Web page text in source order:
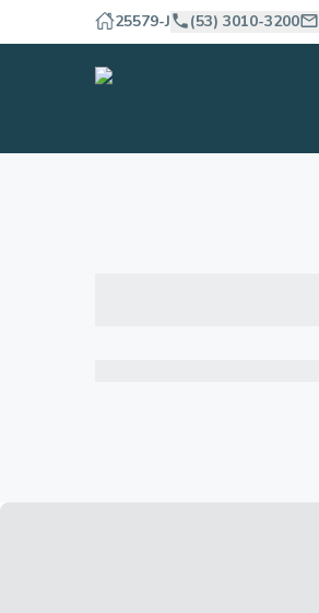
25579-J (53) 3010-3200